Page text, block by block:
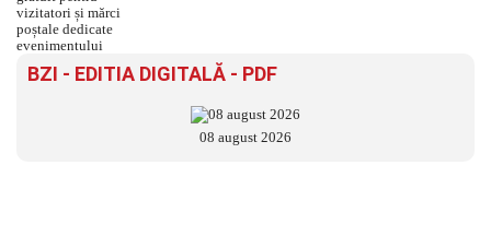
BZI - EDITIA DIGITALĂ - PDF
08 august 2026